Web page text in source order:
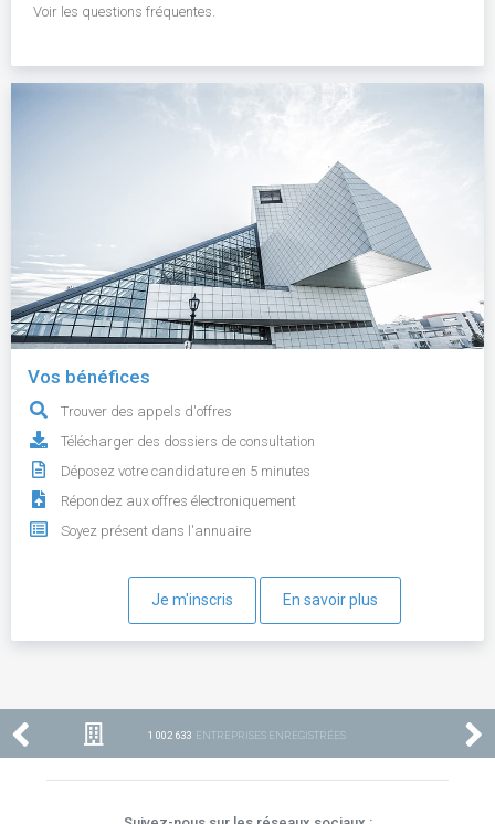
Voir les questions fréquentes.
Vos bénéfices
Trouver des appels d'offres
Télécharger des dossiers de consultation
Déposez votre candidature en 5 minutes
Répondez aux offres électroniquement
Soyez présent dans l'annuaire
Je m'inscris En savoir plus
1 002 633 ENTREPRISES ENREGISTRÉES